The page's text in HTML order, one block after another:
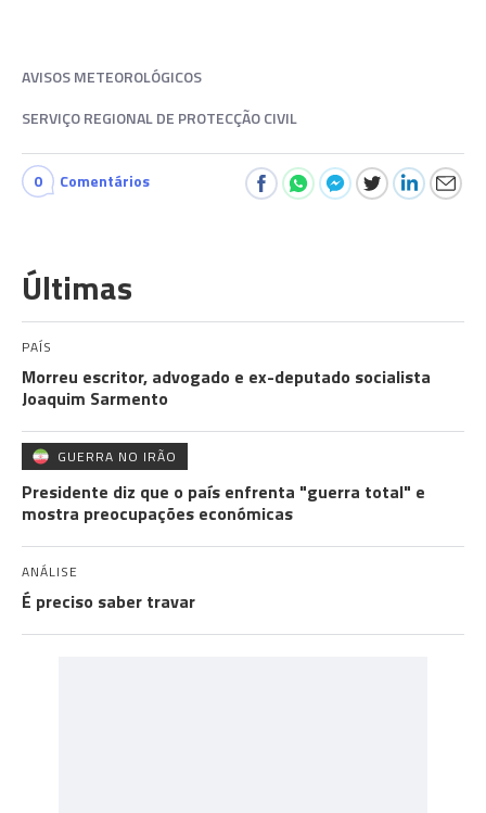
AVISOS METEOROLÓGICOS
SERVIÇO REGIONAL DE PROTECÇÃO CIVIL
0 Comentários
Últimas
PAÍS
Morreu escritor, advogado e ex-deputado socialista
Joaquim Sarmento
GUERRA NO IRÃO
Presidente diz que o país enfrenta "guerra total" e
mostra preocupações económicas
ANÁLISE
É preciso saber travar